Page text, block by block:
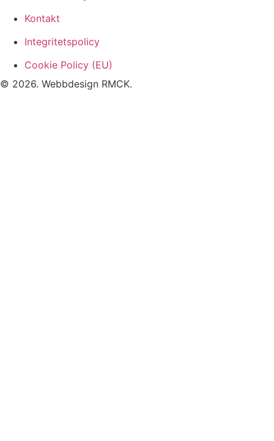
Kontakt
Integritetspolicy
Cookie Policy (EU)
© 2026. Webbdesign RMCK.